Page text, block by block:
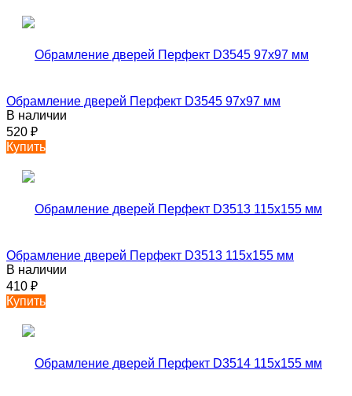
Обрамление дверей Перфект D3545 97х97 мм
В наличии
520 ₽
Купить
Обрамление дверей Перфект D3513 115х155 мм
В наличии
410 ₽
Купить